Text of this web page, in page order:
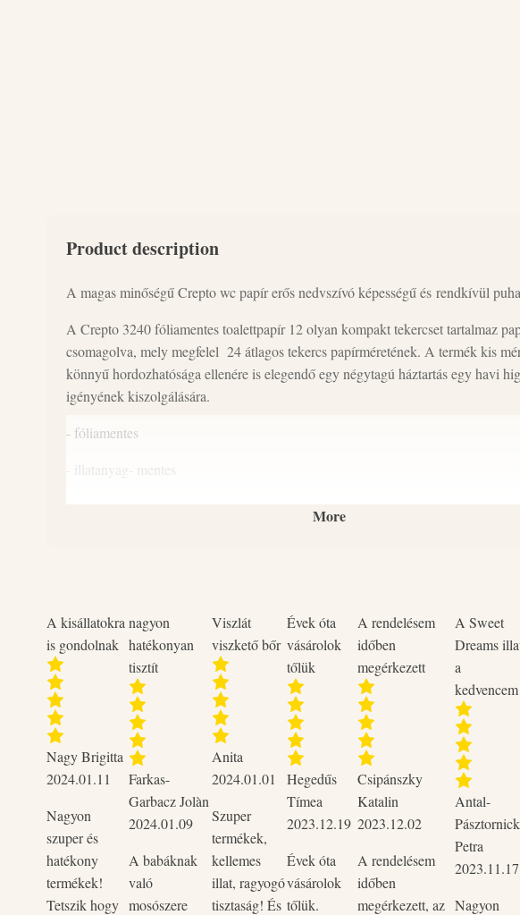
Product description
A magas minőségű Crepto wc papír erős nedvszívó képességű és rendkívül
A Crepto 3240 fóliamentes toalettpapír 12 olyan kompakt tekercset tartalmaz
csomagolva, mely megfelel 24 átlagos tekercs papírméretének. A termék kis
könnyű hordozhatósága ellenére is elegendő egy négytagú háztartás egy havi
igényének kiszolgálására.
- fóliamentes
- illatanyag- mentes
More
A kisállatokra
is gondolnak
Nagy Brigitta
2024.01.11
Nagyon
szuper és
hatékony
termékek!
Tetszik hogy
nagyon
hatékonyan
tisztít
Farkas-
Garbacz Jolàn
2024.01.09
A babáknak
való
mosószere
Viszlát
viszkető bőr
Anita
2024.01.01
Szuper
termékek,
kellemes
illat, ragyogó
tisztaság! És
Évek óta
vásárolok
tőlük
Hegedűs
Tímea
2023.12.19
Évek óta
vásárolok
tőlük.
A rendelésem
időben
megérkezett
Csipánszky
Katalin
2023.12.02
A rendelésem
időben
megérkezett, az
A Sweet
Dreams
a
kedvencem
Antal-
Petra
2023.11.17
Nagyon